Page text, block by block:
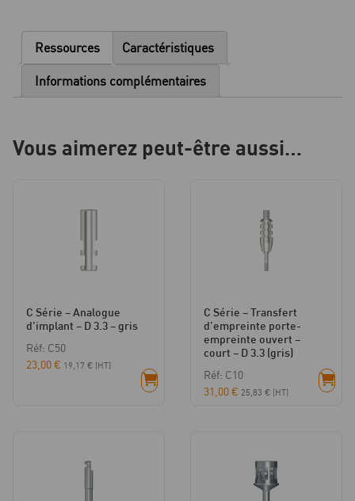
droit
3.3
HG
1.0/1.8
Ressources Caractéristiques
Informations complémentaires
Vous aimerez peut-être aussi…
C Série – Analogue
d’implant – D 3.3 – gris
Réf: C50
23,00€ 19,17 € (HT)
C Série – Transfert
d’empreinte porte-
empreinte ouvert –
court – D 3.3 (gris)
Réf: C10
31,00€ 25,83 € (HT)